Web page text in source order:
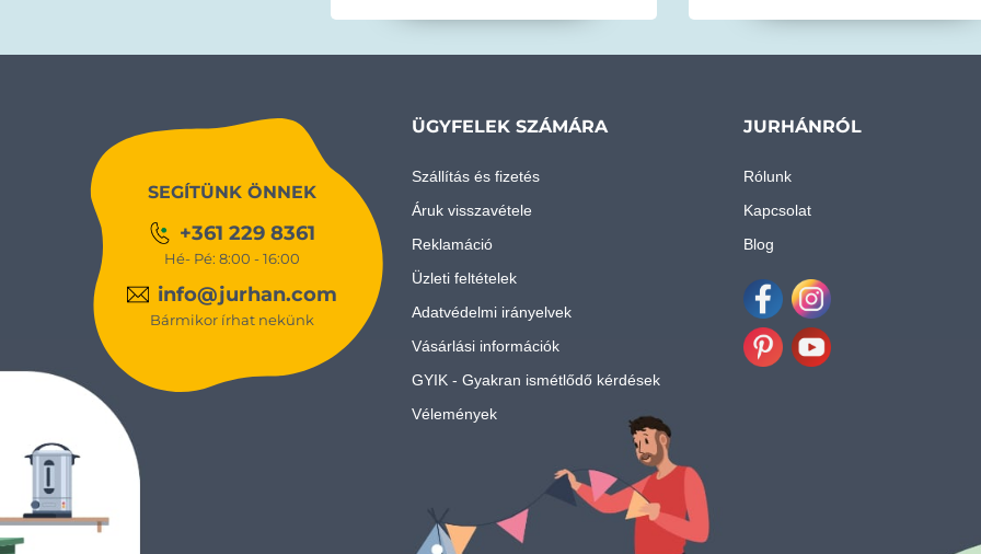
SEGÍTÜNK ÖNNEK
+361 229 8361
Hé- Pé: 8:00 - 16:00
info@jurhan.com
Bármikor írhat nekünk
ÜGYFELEK SZÁMÁRA
Szállítás és fizetés
Áruk visszavétele
Reklamáció
Üzleti feltételek
Adatvédelmi irányelvek
Vásárlási információk
GYIK - Gyakran ismétlődő kérdések
Vélemények
JURHÁNRÓL
Rólunk
Kapcsolat
Blog
FacebookInstagram